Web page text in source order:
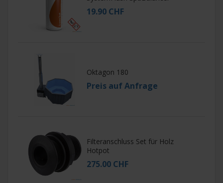
19.90 CHF
Oktagon 180
Preis auf Anfrage
Filteranschluss Set für Holz
Hotpot
275.00 CHF